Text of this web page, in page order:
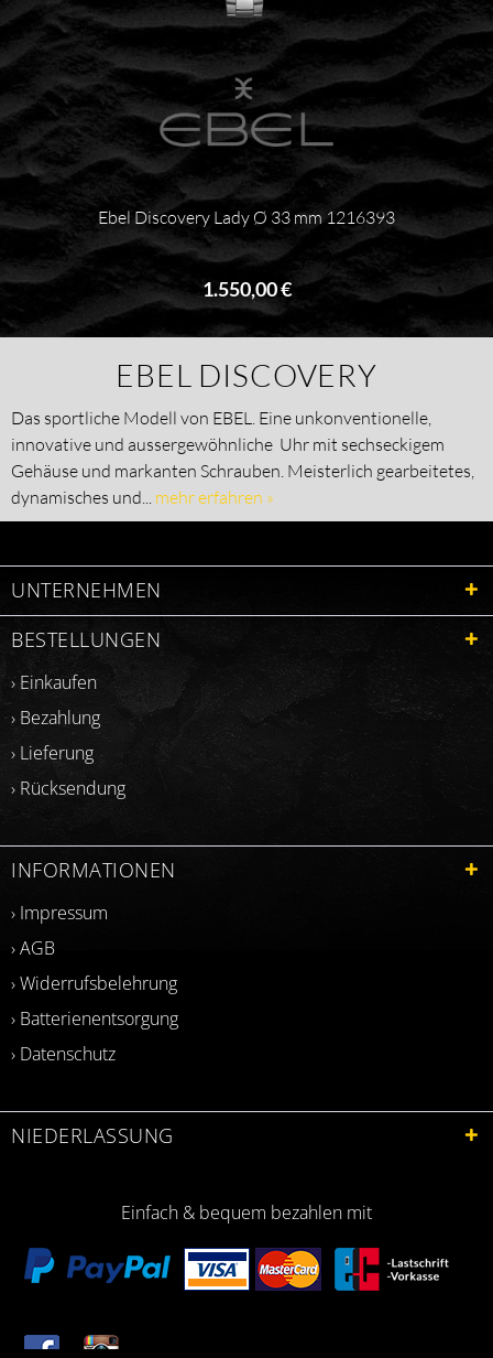
Ebel Discovery Lady Ø 33 mm 1216393
1.550,00 €
EBEL DISCOVERY
Das sportliche Modell von EBEL. Eine unkonventionelle,
innovative und aussergewöhnliche Uhr mit sechseckigem
Gehäuse und markanten Schrauben. Meisterlich gearbeitetes,
dynamisches und... mehr erfahren »
UNTERNEHMEN
BESTELLUNGEN
› Einkaufen
› Bezahlung
› Lieferung
› Rücksendung
INFORMATIONEN
› Impressum
› AGB
› Widerrufsbelehrung
› Batterienentsorgung
› Datenschutz
NIEDERLASSUNG
Einfach & bequem bezahlen mit